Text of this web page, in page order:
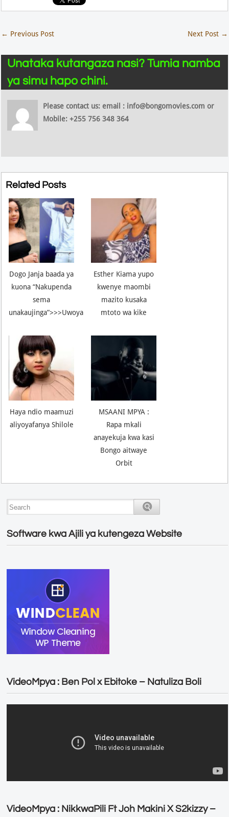
← Previous Post Next Post →
Unataka kutangaza nasi? Tumia namba
ya simu hapo chini.
Please contact us: email : info@bongomovies.com or
Mobile: +255 756 348 364
Related Posts
Dogo Janja baada ya
kuona “Nakupenda
sema
unakaujinga”>>>Uwoya
Esther Kiama yupo
kwenye maombi
mazito kusaka
mtoto wa kike
Haya ndio maamuzi
aliyoyafanya Shilole
MSAANI MPYA :
Rapa mkali
anayekuja kwa kasi
Bongo aitwaye
Orbit
Software kwa Ajili ya kutengeza Website
VideoMpya : Ben Pol x Ebitoke – Natuliza Boli
VideoMpya : NikkwaPili Ft Joh Makini X S2kizzy –